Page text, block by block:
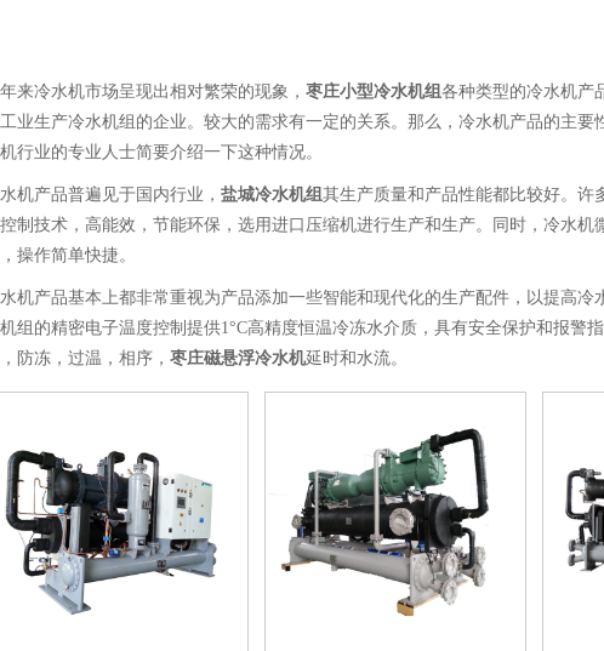
来冷水机市场呈现出相对繁荣的现象， 枣庄小型冷水机组各种类型的冷水机产
业生产冷水机组的企业。较大的需求有一定的关系。那么，冷水机产品的主要
行业的专业人士简要介绍一下这种情况。
机产品普遍见于国内行业， 盐城冷水机组其生产质量和产品性能都比较好。许
制技术，高能效，节能环保，选用进口压缩机进行生产和生产。同时，冷水机
操作简单快捷。
机产品基本上都非常重视为产品添加一些智能和现代化的生产配件，以提高冷
组的精密电子温度控制提供1°C高精度恒温冷冻水介质，具有安全保护和报警
防冻，过温，相序， 枣庄磁悬浮冷水机延时和水流。